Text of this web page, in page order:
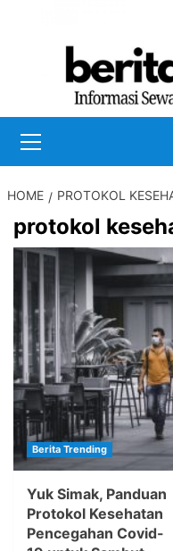
Menu
HOME PROTOKOL
protokol
Berita Trending
Yuk Simak, Panduan
Protokol Kesehatan
Pencegahan Covid-